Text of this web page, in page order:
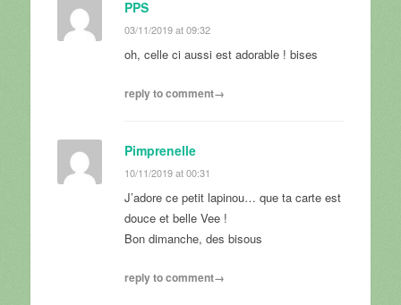
PPS
03/11/2019 at 09:32
oh, celle ci aussi est adorable ! bises
reply to comment→
Pimprenelle
10/11/2019 at 00:31
J’adore ce petit lapinou… que ta carte est
douce et belle Vee !
Bon dimanche, des bisous
reply to comment→